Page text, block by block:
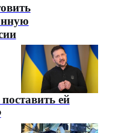
ей